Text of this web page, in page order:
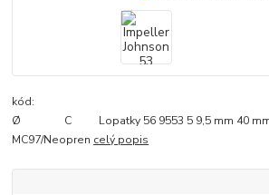
kód: A
Ø C Lopatky 56 9553 5 9,5 mm 40 mm
MC97/Neopren celý popis